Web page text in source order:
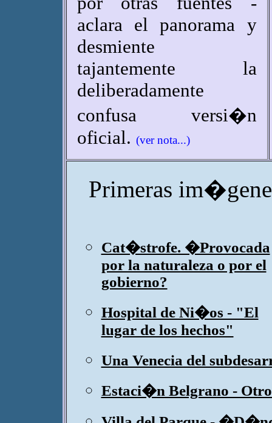
aclara el panorama y
desmiente
tajantemente la
deliberadamente
confusa versi�n
oficial. (ver nota...)
Primeras
Cat�strofe. �Provocada
por la naturaleza o por el
gobierno?
Hospital de Ni�os - "El
lugar de los hechos"
Una Venecia del
Estaci�n Belgrano -